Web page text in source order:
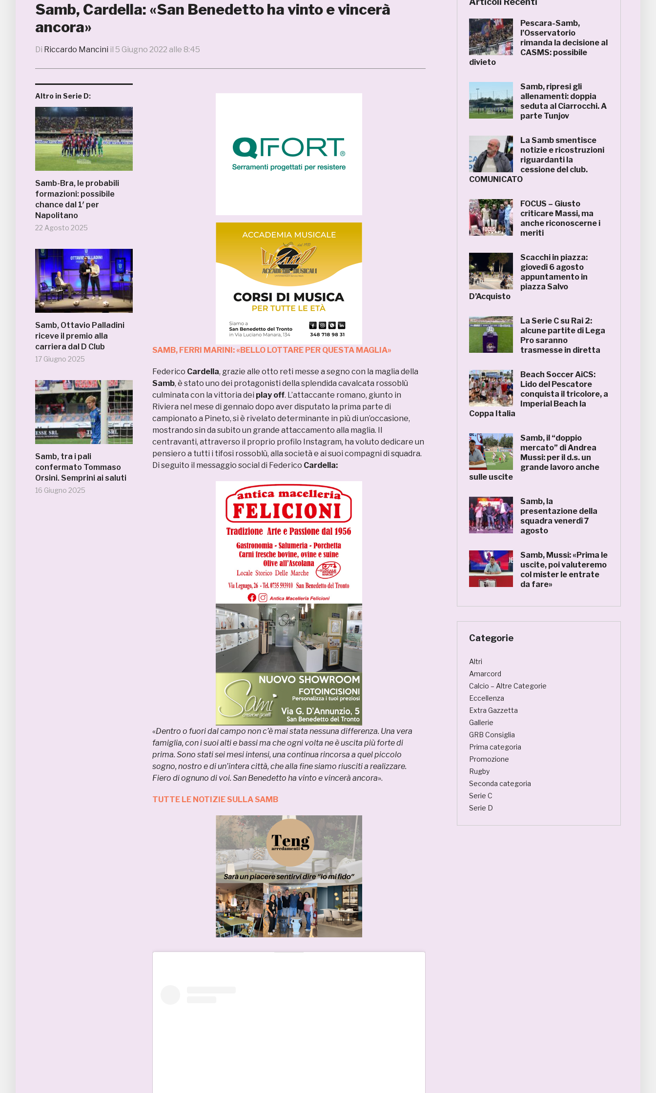
Samb, Cardella: «San Benedetto ha vinto e vincerà
ancora»
Di Riccardo Mancini il 5 Giugno 2022 alle 8:45
Altro in Serie D:
Samb-Bra, le probabili
formazioni: possibile
chance dal 1′ per
Napolitano
22 Agosto 2025
Samb, Ottavio Palladini
riceve il premio alla
carriera dal D Club
17 Giugno 2025
Samb, tra i pali
confermato Tommaso
Orsini. Semprini ai saluti
16 Giugno 2025
SAMB, FERRI MARINI: «BELLO LOTTARE PER QUESTA MAGLIA»
Federico Cardella, grazie alle otto reti messe a segno con la maglia della
Samb, è stato uno dei protagonisti della splendida cavalcata rossoblù
culminata con la vittoria dei play off. L’attaccante romano, giunto in
Riviera nel mese di gennaio dopo aver disputato la prima parte di
campionato a Pineto, si è rivelato determinante in più di un’occasione,
mostrando sin da subito un grande attaccamento alla maglia. Il
centravanti, attraverso il proprio profilo Instagram, ha voluto dedicare un
pensiero a tutti i tifosi rossoblù, alla società e ai suoi compagni di squadra.
Di seguito il messaggio social di Federico Cardella:
«Dentro o fuori dal campo non c’è mai stata nessuna differenza. Una vera
famiglia, con i suoi alti e bassi ma che ogni volta ne è uscita più forte di
prima. Sono stati sei mesi intensi, una continua rincorsa a quel piccolo
sogno, nostro e di un’intera città, che alla fine siamo riusciti a realizzare.
Fiero di ognuno di voi. San Benedetto ha vinto e vincerà ancora».
TUTTE LE NOTIZIE SULLA SAMB
Pescara-Samb,
l’Osservatorio
rimanda la decisione al
CASMS: possibile
divieto
Samb, ripresi gli
allenamenti: doppia
seduta al Ciarrocchi. A
parte Tunjov
La Samb smentisce
notizie e ricostruzioni
riguardanti la
cessione del club.
COMUNICATO
FOCUS – Giusto
criticare Massi, ma
anche riconoscerne i
meriti
Scacchi in piazza:
giovedì 6 agosto
appuntamento in
piazza Salvo
D’Acquisto
La Serie C su Rai 2:
alcune partite di Lega
Pro saranno
trasmesse in diretta
Beach Soccer AiCS:
Lido del Pescatore
conquista il tricolore, a
Imperial Beach la
Coppa Italia
Samb, il “doppio
mercato” di Andrea
Mussi: per il d.s. un
grande lavoro anche
sulle uscite
Samb, la
presentazione della
squadra venerdì 7
agosto
Samb, Mussi: «Prima le
uscite, poi valuteremo
col mister le entrate
da fare»
Categorie
Altri
Amarcord
Calcio – Altre Categorie
Eccellenza
Extra Gazzetta
Gallerie
GRB Consiglia
Prima categoria
Promozione
Rugby
Seconda categoria
Serie C
Serie D